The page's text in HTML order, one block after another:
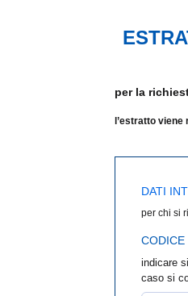
per la
l’estratto
DATI
per chi si
CODICE
indicare
caso si